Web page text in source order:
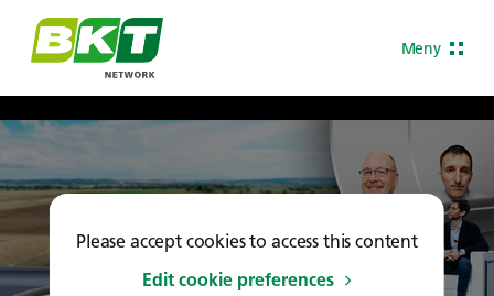
Meny
Please accept cookies to access this content
Edit cookie preferences